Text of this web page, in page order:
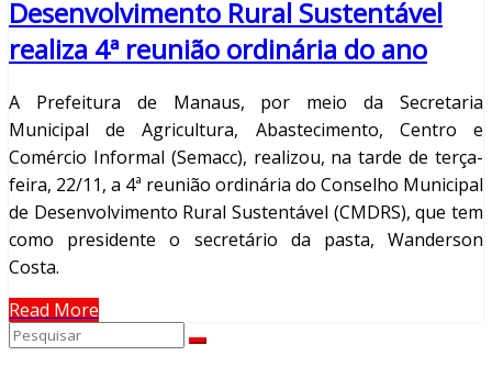
Desenvolvimento Rural Sustentável
realiza 4ª reunião ordinária do ano
A Prefeitura de Manaus, por meio da Secretaria
Municipal de Agricultura, Abastecimento, Centro e
Comércio Informal (Semacc), realizou, na tarde de terça-
feira, 22/11, a 4ª reunião ordinária do Conselho Municipal
de Desenvolvimento Rural Sustentável (CMDRS), que tem
como presidente o secretário da pasta, Wanderson
Costa.
Read More